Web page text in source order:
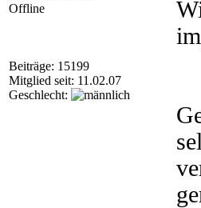
Offline
Beiträge: 15199
Mitglied seit: 11.02.07
Geschlecht: